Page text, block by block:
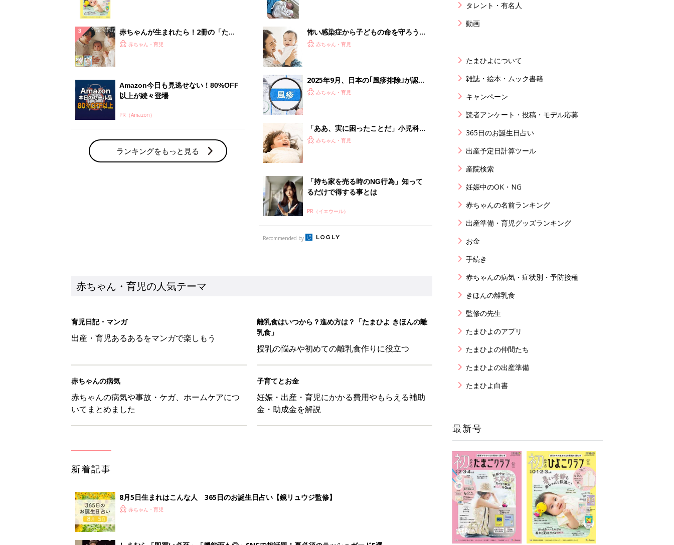
解決テク
赤ちゃんが生まれたら！2冊の「たま
ひよ」
赤ちゃん・育児
Amazon今日も見逃せない！80%OFF
以上が続々登場
PR（Amazon）
ランキングをもっと見る
怖い感染症から子どもの命を守ろう！
「麻疹」「風疹」の排除国である日本
赤ちゃん・育児
2025年9月、日本の｢風疹排除｣が認
定！感染症対策上、10年ぶりの快挙！
赤ちゃん・育児
「ああ、実に困ったことだ」小児科医
の嘆き。繰り返されるワクチンの供給
赤ちゃん・育児
「持ち家を売る時のNG行為」知って
るだけで得する事とは
PR（イエウール）
Recommended by
赤ちゃん・育児の人気テーマ
育児日記・マンガ
出産・育児あるあるをマンガで楽しもう
離乳食はいつから？進め方は？「たまひよ きほんの離
乳食」
授乳の悩みや初めての離乳食作りに役立つ
赤ちゃんの病気
赤ちゃんの病気や事故・ケガ、ホームケアにつ
いてまとめました
子育てとお金
妊娠・出産・育児にかかる費用やもらえる補助
金・助成金を解説
新着記事
8月5日生まれはこんな人 365日のお誕生日占い【鏡リュウジ監修】
赤ちゃん・育児
タレント・有名人
動画
たまひよについて
雑誌・絵本・ムック書籍
キャンペーン
読者アンケート・投稿・モデル応募
365日のお誕生日占い
出産予定日計算ツール
産院検索
妊娠中のOK・NG
赤ちゃんの名前ランキング
出産準備・育児グッズランキング
お金
手続き
赤ちゃんの病気・症状別・予防接種
きほんの離乳食
監修の先生
たまひよのアプリ
たまひよの仲間たち
たまひよの出産準備
たまひよ白書
最新号